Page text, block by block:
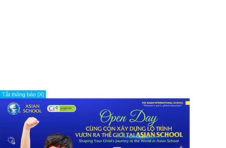
Tắt thông báo [X]